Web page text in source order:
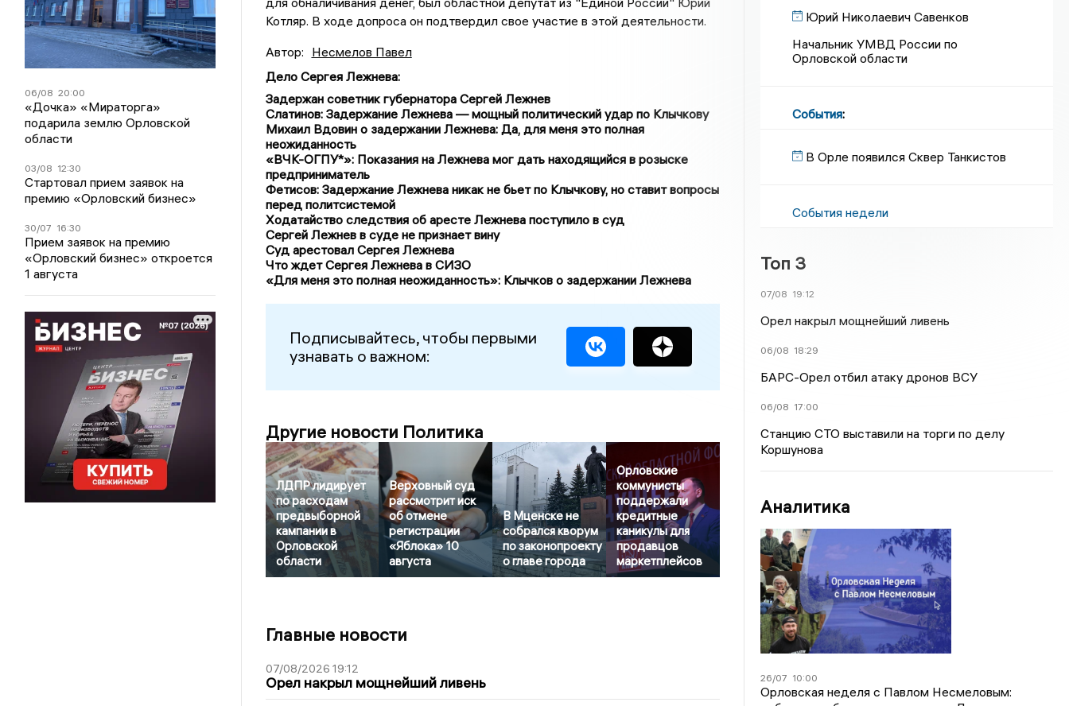
06/08 20:00
«Дочка» «Мираторга»
подарила землю Орловской
области
03/08 12:30
Стартовал прием заявок на
премию «Орловский бизнес»
30/07 16:30
Прием заявок на премию
«Орловский бизнес» откроется
1 августа
Котляр. В ходе допроса он подтвердил свое участие в этой деятельности.
Автор: Несмелов Павел
Дело Сергея Лежнева:
Задержан советник губернатора Сергей Лежнев
Слатинов: Задержание Лежнева — мощный политический удар по Клычкову
Михаил Вдовин о задержании Лежнева: Да, для меня это полная
неожиданность
«ВЧК-ОГПУ*»: Показания на Лежнева мог дать находящийся в розыске
предприниматель
Фетисов: Задержание Лежнева никак не бьет по Клычкову, но ставит вопросы
перед политсистемой
Ходатайство следствия об аресте Лежнева поступило в суд
Сергей Лежнев в суде не признает вину
Суд арестовал Сергея Лежнева
Что ждет Сергея Лежнева в СИЗО
«Для меня это полная неожиданность»: Клычков о задержании Лежнева
Подписывайтесь, чтобы первыми
узнавать о важном:
Другие новости Политика
ЛДПР лидирует
по расходам
предвыборной
кампании в
Орловской
области
Верховный суд
рассмотрит иск
об отмене
регистрации
«Яблока» 10
августа
В Мценске не
собрался кворум
по законопроекту
о главе города
Орловские
коммунисты
поддержали
кредитные
каникулы для
продавцов
маркетплейсов
Главные новости
07/08/2026 19:12
Орел накрыл мощнейший ливень
Юрий Николаевич Савенков
Начальник УМВД России по
Орловской области
События:
В Орле появился Сквер Танкистов
События недели
Топ 3
07/08 19:12
Орел накрыл мощнейший ливень
06/08 18:29
БАРС-Орел отбил атаку дронов ВСУ
06/08 17:00
Станцию СТО выставили на торги по делу
Коршунова
Аналитика
26/07 10:00
Орловская неделя с Павлом Несмеловым: